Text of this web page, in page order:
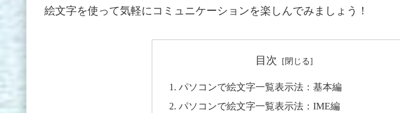
絵文字を使って気軽にコミュニケーションを楽しんでみましょう！
目次
パソコンで絵文字一覧表示法：基本編
パソコンで絵文字一覧表示法：IME編